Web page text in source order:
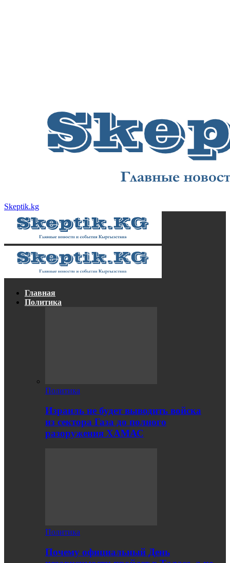
Skeptik.kg
Главная
Политика
Политика
Израиль не будет выводить войска
из сектора Газа до полного
разоружения ХАМАС
Политика
Почему официальный День